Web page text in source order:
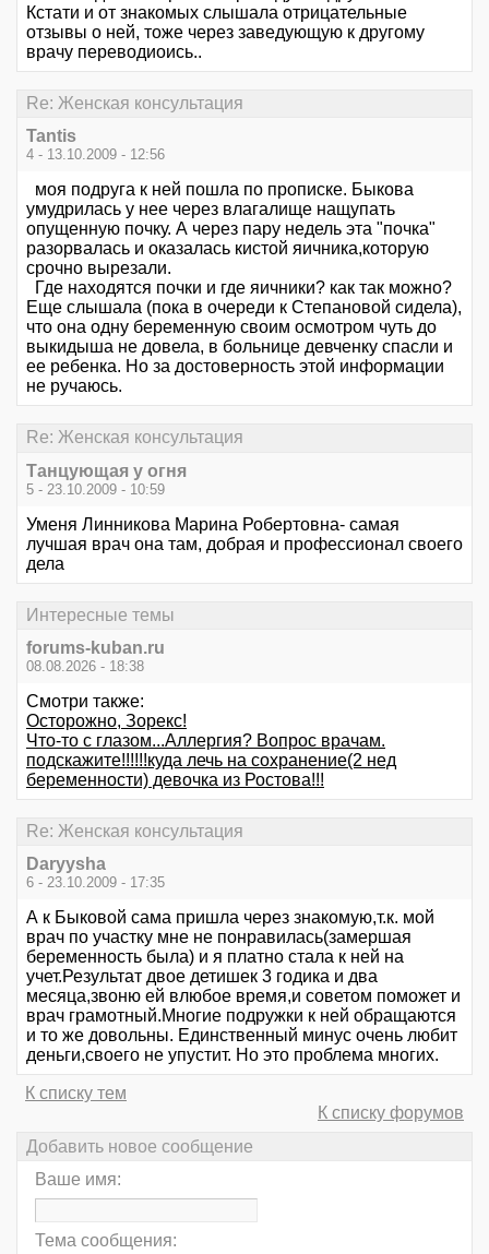
Кстати и от знакомых слышала отрицательные
отзывы о ней, тоже через заведующую к другому
врачу переводиоись..
Re: Женская консультация
Tantis
4 - 13.10.2009 - 12:56
моя подруга к ней пошла по прописке. Быкова
умудрилась у нее через влагалище нащупать
опущенную почку. А через пару недель эта "почка"
разорвалась и оказалась кистой яичника,которую
срочно вырезали.
Где находятся почки и где яичники? как так можно?
Еще слышала (пока в очереди к Степановой сидела),
что она одну беременную своим осмотром чуть до
выкидыша не довела, в больнице девченку спасли и
ее ребенка. Но за достоверность этой информации
не ручаюсь.
Re: Женская консультация
Танцующая у огня
5 - 23.10.2009 - 10:59
Уменя Линникова Марина Робертовна- самая
лучшая врач она там, добрая и профессионал своего
дела
Интересные темы
forums-kuban.ru
08.08.2026 - 18:38
Смотри также:
Осторожно, Зорекс!
Что-то с глазом...Аллергия? Вопрос врачам.
подскажите!!!!!!куда лечь на сохранение(2 нед
беременности) девочка из Ростова!!!
Re: Женская консультация
Daryysha
6 - 23.10.2009 - 17:35
А к Быковой сама пришла через знакомую,т.к. мой
врач по участку мне не понравилась(замершая
беременность была) и я платно стала к ней на
учет.Результат двое детишек 3 годика и два
месяца,звоню ей влюбое время,и советом поможет и
врач грамотный.Многие подружки к ней обращаются
и то же довольны. Единственный минус очень любит
деньги,своего не упустит. Но это проблема многих.
К списку тем
К списку форумов
Добавить новое сообщение
Ваше имя:
Тема сообщения: